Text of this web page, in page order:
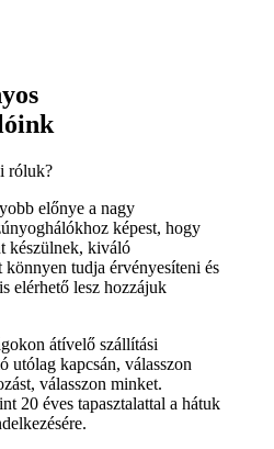
róluk?
előnye a nagy
képest, hogy
készülnek, kiváló
könnyen tudja érvényesíteni és
elérhető lesz hozzájuk
átívelő szállítási
utólag kapcsán, válasszon
válasszon minket.
20 éves tapasztalattal a hátuk